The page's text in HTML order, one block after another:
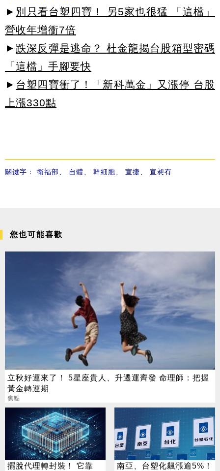
► 別只看台塑四寶！ 另5家也很猛 「這檔」
營收年增衝7倍
► 跌深反彈是逃命？ 杜金龍揭台股箱型密碼
「這檔」手腳要快
► 台塑四寶衝了！「新科萬金」又漲停 台股
上漲330點
關鍵字： 衛福部、 自體、 幹細胞、 宣捷、 宣昶有
您也可能喜歡
立秋好運來了！ 5星座貴人、升遷運齊發 命理師：把握
黃金轉運期
焦點
擺脫代理轉封裝！ 它靠
南亞、台塑化飆漲逾5%！